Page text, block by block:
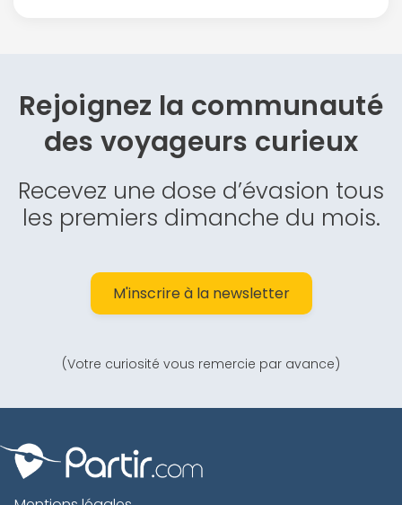
Rejoignez la communauté
desvoyageurs curieux
Recevez une dose d’évasion tous
les premiers dimanche du mois.
M'inscrire à la newsletter
(Votre curiosité vous remercie par avance)